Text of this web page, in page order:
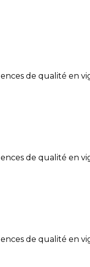
de qualité en
de qualité en
de qualité en